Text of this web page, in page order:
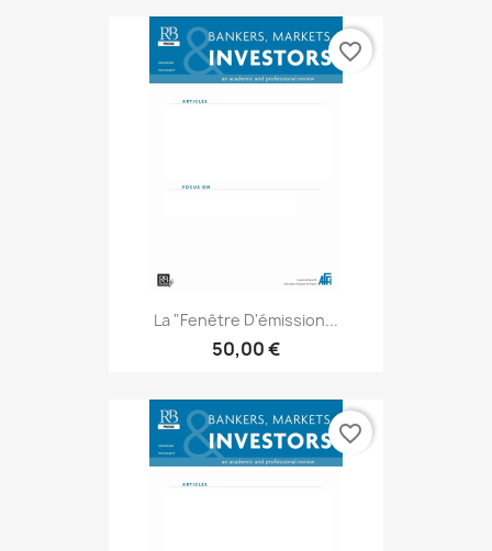
La "fenêtre D'émission...
50,00 €
favorite_border
favorite_border